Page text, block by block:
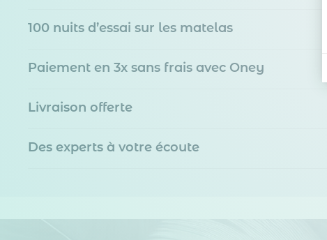
100 nuits d’essai sur les matelas
Paiement en 3x sans frais avec Oney
Livraison offerte
Des experts à votre écoute